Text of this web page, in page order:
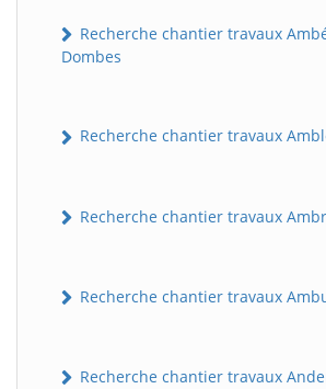
Recherche chantier travaux
Dombes
Recherche chantier travaux
Recherche chantier travaux
Recherche chantier travaux
Recherche chantier travaux